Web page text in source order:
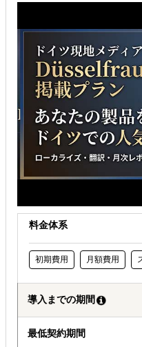
有効なプロモーション方法を
自社事業に最適な進出形態を
自社商材の現地でのニーズを
料金体系
初期費用 月額費用
導入までの期間
最低契約期間